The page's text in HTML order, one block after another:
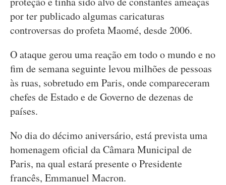
por ter publicado algumas caricaturas
controversas do profeta Maomé, desde 2006.
O ataque gerou uma reação em todo o mundo e no
fim de semana seguinte levou milhões de pessoas
às ruas, sobretudo em Paris, onde compareceram
chefes de Estado e de Governo de dezenas de
países.
No dia do décimo aniversário, está prevista uma
homenagem oficial da Câmara Municipal de
Paris, na qual estará presente o Presidente
francês, Emmanuel Macron.